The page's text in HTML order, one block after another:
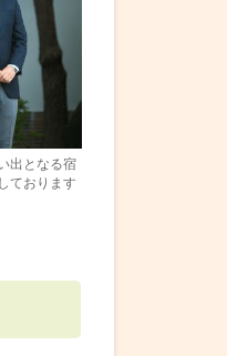
出となる宿
ております